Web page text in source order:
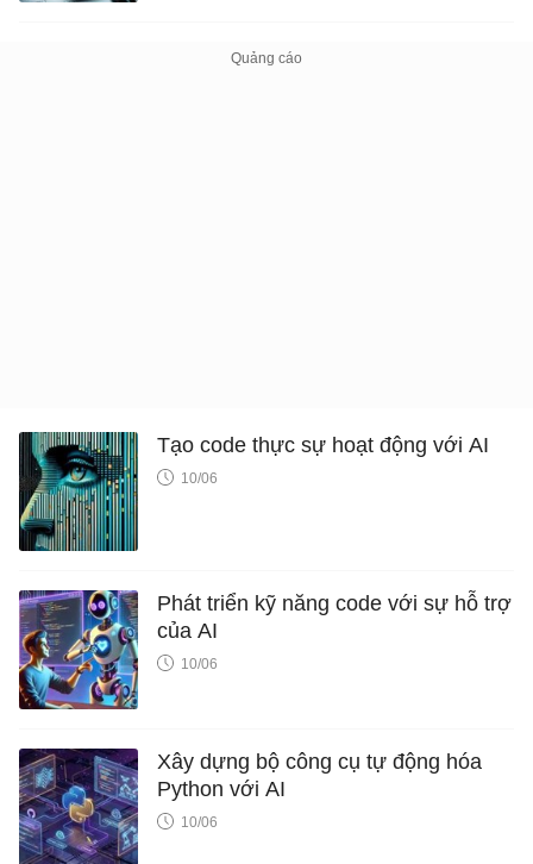
Tạo code thực sự hoạt động với AI
10/06
Phát triển kỹ năng code với sự hỗ trợ
của AI
10/06
Xây dựng bộ công cụ tự động hóa
Python với AI
10/06